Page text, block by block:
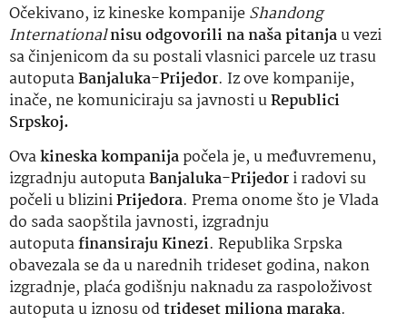
Očekivano, iz kineske kompanijeShandong
Internationalnisu odgovorili na naša pitanjau vezi
sa činjenicom da su postali vlasnici parcele uz trasu
autoputaBanjaluka-Prijedor. Iz ove kompanije,
inače, ne komuniciraju sa javnosti uRepublici
Srpskoj.
Ovakineska kompanijapočela je, u međuvremenu,
izgradnju autoputaBanjaluka-Prijedori radovi su
počeli u bliziniPrijedora. Prema onome što je Vlada
do sada saopštila javnosti, izgradnju
autoputafinansiraju Kinezi. Republika Srpska
obavezala se da u narednih trideset godina, nakon
izgradnje, plaća godišnju naknadu za raspoloživost
autoputa u iznosu odtrideset milionamaraka.